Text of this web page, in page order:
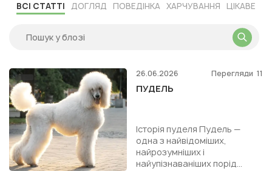
ВСІ СТАТТІ ДОГЛЯД ПОВЕДІНКА ХАРЧУВАННЯ ЦІКАВЕ
26.06.2026 Перегляди 11
ПУДЕЛЬ
Історія пуделя Пудель —
одна з найвідоміших,
найрозумніших і
найупізнаваніших порід